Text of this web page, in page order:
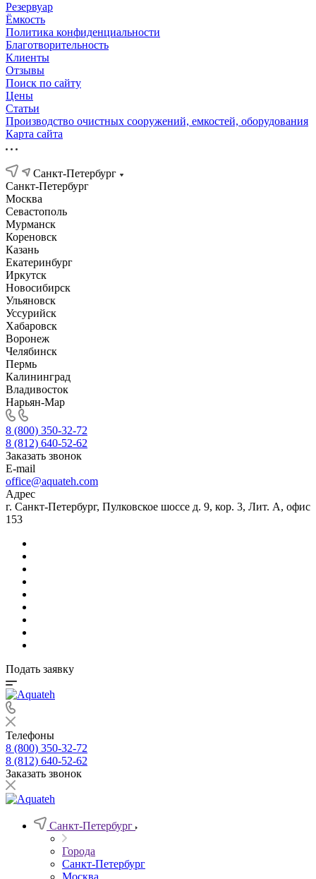
Резервуар
Ёмкость
Политика конфиденциальности
Благотворительность
Клиенты
Отзывы
Поиск по сайту
Цены
Статьи
Производство очистных сооружений, емкостей, оборудования
Карта сайта
Санкт-Петербург
Санкт-Петербург
Москва
Севастополь
Мурманск
Кореновск
Казань
Екатеринбург
Иркутск
Новосибирск
Ульяновск
Уссурийск
Хабаровск
Воронеж
Челябинск
Пермь
Калининград
Владивосток
Нарьян-Мар
8 (800) 350-32-72
8 (812) 640-52-62
Заказать звонок
E-mail
office@aquateh.com
Адрес
г. Санкт-Петербург, Пулковское шоссе д. 9, кор. 3, Лит. А, офис
153
Подать заявку
Телефоны
8 (800) 350-32-72
8 (812) 640-52-62
Заказать звонок
Санкт-Петербург
Города
Санкт-Петербург
Москва